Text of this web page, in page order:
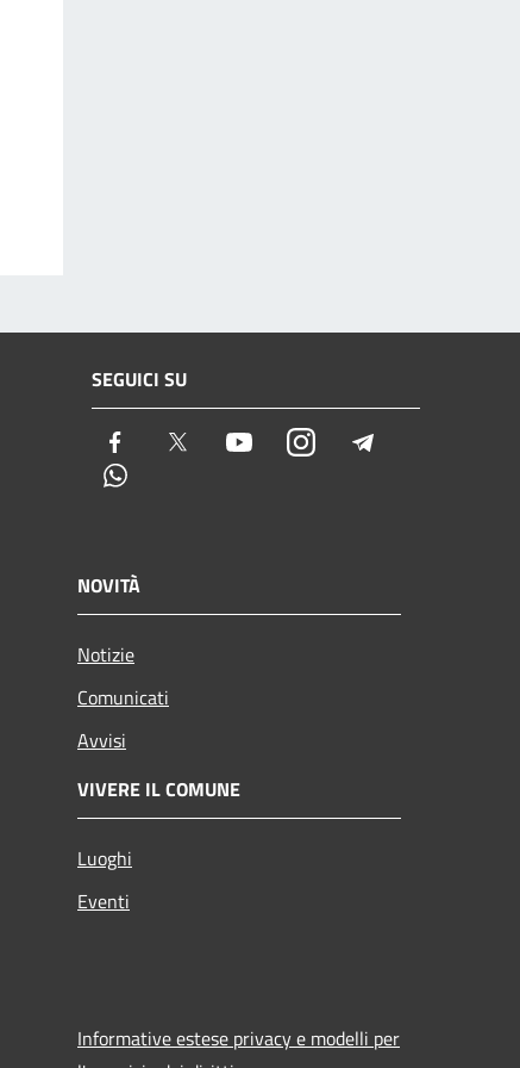
SEGUICI SU
Facebook Twitter YoutubeInstagram
NOVITÀ
Notizie
Comunicati
Avvisi
VIVERE IL COMUNE
Luoghi
Eventi
Informative estese privacy e modelli per